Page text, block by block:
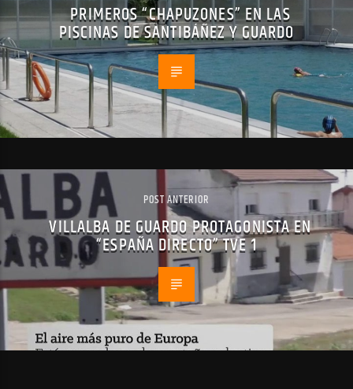
PRIMEROS “CHAPUZONES” EN LAS
PISCINAS DE SANTIBÁÑEZ Y GUARDO
POST ANTERIOR
VILLALBA DE GUARDO PROTAGONISTA EN
“ESPAÑA DIRECTO” TVE 1